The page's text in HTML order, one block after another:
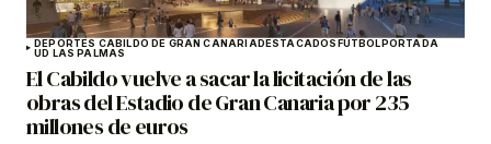
DEPORTES CABILDO DE GRAN CANARIADESTACADOSFÚTBOLPORTADA
UD LAS PALMAS
El Cabildo vuelve a sacar la licitación de las
obras del Estadio de Gran Canaria por 235
millones de euros